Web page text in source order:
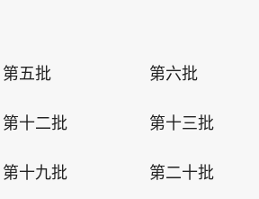
第五批 第六批
第十二批 第十三批
第十九批 第二十批